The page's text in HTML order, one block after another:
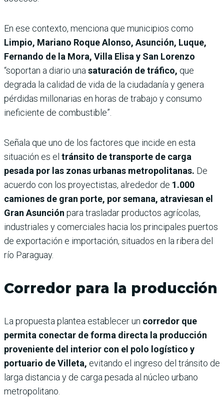
En ese contexto, menciona que municipios como
Limpio, Mariano Roque Alonso, Asunción, Luque,
Fernando de la Mora, Villa Elisa y San Lorenzo
“soportan a diario una saturación de tráfico, que
degrada la calidad de vida de la ciudadanía y genera
pérdidas millonarias en horas de trabajo y consumo
ineficiente de combustible”.
Señala que uno de los factores que incide en esta
situación es el tránsito de transporte de carga
pesada por las zonas urbanas metropolitanas. De
acuerdo con los proyectistas, alrededor de 1.000
camiones de gran porte, por semana, atraviesan el
Gran Asunción para trasladar productos agrícolas,
industriales y comerciales hacia los principales puertos
de exportación e importación, situados en la ribera del
río Paraguay.
Corredor para la producción
La propuesta plantea establecer un corredor que
permita conectar de forma directa la producción
proveniente del interior con el polo logístico y
portuario de Villeta, evitando el ingreso del tránsito de
larga distancia y de carga pesada al núcleo urbano
metropolitano.